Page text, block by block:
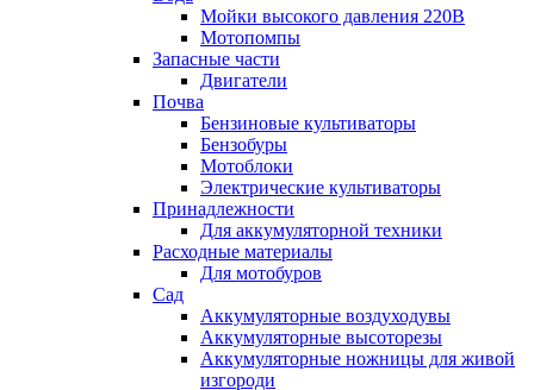
Мойки высокого давления 220В
Мотопомпы
Запасные части
Двигатели
Почва
Бензиновые культиваторы
Бензобуры
Мотоблоки
Электрические культиваторы
Принадлежности
Для аккумуляторной техники
Расходные материалы
Для мотобуров
Сад
Аккумуляторные воздуходувы
Аккумуляторные высоторезы
Аккумуляторные ножницы для живой
изгороди